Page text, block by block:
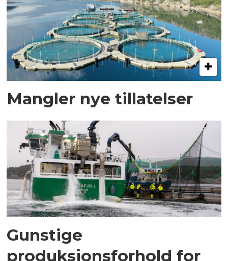
Mangler nye tillatelser
Gunstige
produksjonsforhold for